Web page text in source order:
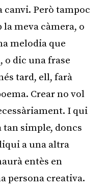
canvi. Però tampoc
meva càmera, o
melodia que
o dic una frase
tard, ell, farà
Crear no vol
I qui
tan simple, doncs
a una altra
entès en
persona creativa.